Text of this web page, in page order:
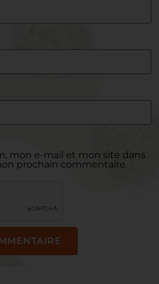
mon e-mail et mon site dans
prochain commentaire.